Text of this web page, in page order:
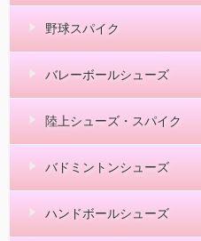
野球スパイク
バレーボールシューズ
陸上シューズ・スパイク
バドミントンシューズ
ハンドボールシューズ